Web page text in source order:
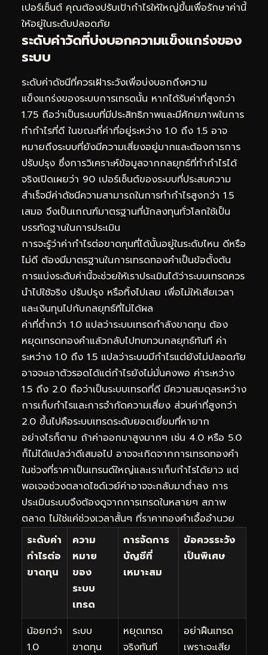
เปอร์เซ็นต์ คุณต้องปรับเป้ากำไรให้ใหญ่ขึ้นเพื่อรักษาค่านี้
ให้อยู่ในระดับปลอดภัย
ระดับค่าวัดที่บ่งบอกความแข็งแกร่งของ
ระบบ
ระดับค่าดัชนีที่ควรเฝ้าระวังเพื่อบ่งบอกถึงความ
แข็งแกร่งของระบบการเทรดนั้น หากได้รับค่าที่สูงกว่า
1.75 ถือว่าเป็นระบบที่มีประสิทธิภาพและมีศักยภาพในการ
ทำกำไรที่ดี ในขณะที่ค่าที่อยู่ระหว่าง 1.0 ถึง 1.5 อาจ
หมายถึงระบบที่ยังมีความเสี่ยงอยู่มากและต้องการการ
ปรับปรุง ซึ่งการวิเคราะห์ข้อมูลจากกลยุทธ์ที่ทำกำไรได้
จริงเปิดเผยว่า 90 เปอร์เซ็นต์ของระบบที่ประสบความ
สำเร็จมีค่าดัชนีความสามารถในการทำกำไรสูงกว่า 1.5
เสมอ จึงเป็นเกณฑ์มาตรฐานที่นักลงทุนทั่วโลกใช้เป็น
บรรทัดฐานในการประเมิน
การจะรู้ว่าค่ากำไรต่อขาดทุนที่ได้นั้นอยู่ในระดับไหน ดีหรือ
ไม่ดี ต้องมีมาตรฐานในการเทรดทองคำเป็นข้อตั้งต้น
การแบ่งระดับค่านี้จะช่วยให้เราประเมินได้ว่าระบบเทรดควร
นำไปใช้จริง ปรับปรุง หรือทิ้งไปเลย เพื่อไม่ให้เสียเวลา
และเงินทุนไปกับกลยุทธ์ที่ไม่ได้ผล
ค่าที่ต่ำกว่า 1.0 แปลว่าระบบเทรดกำลังขาดทุน ต้อง
หยุดเทรดทองคำแล้วกลับไปทบทวนกลยุทธ์ทันที ค่า
ระหว่าง 1.0 ถึง 1.5 แปลว่าระบบมีกำไรแต่ยังไม่ปลอดภัย
อาจจะเอาตัวรอดได้แต่กำไรยังไม่มั่นคงพอ ค่าระหว่าง
1.5 ถึง 2.0 ถือว่าเป็นระบบเทรดที่ดี มีความสมดุลระหว่าง
การเก็บกำไรและการจำกัดความเสี่ยง ส่วนค่าที่สูงกว่า
2.0 ขึ้นไปคือระบบเทรดระดับยอดเยี่ยมที่หายาก
อย่างไรก็ตาม ถ้าค่าออกมาสูงมากๆ เช่น 4.0 หรือ 5.0
ก็ไม่ได้แปลว่าดีเสมอไป อาจจะเกิดจากการเทรดทองคำ
ในช่วงที่ราคาเป็นเทรนด์ใหญ่และเราเก็บกำไรได้ยาว แต่
พอเจอช่วงตลาดไซด์เวย์ค่าอาจจะกลับมาต่ำลง การ
ประเมินระบบจึงต้องดูจากการเทรดในหลายๆ สภาพ
ตลาด ไม่ใช่แค่ช่วงเวลาสั้นๆ ที่ราคาทองคำเอื้ออำนวย
ระดับค่า
กำไรต่อ
ขาดทุน
ความ
หมาย
ของ
ระบบ
เทรด
การจัดการ
บัญชีที่
เหมาะสม
ข้อควรระวัง
เป็นพิเศษ
น้อยกว่า
1.0
ระบบ
ขาดทุน
หยุดเทรด
จริงทันที
อย่าฝืนเทรด
เพราะจะเสีย